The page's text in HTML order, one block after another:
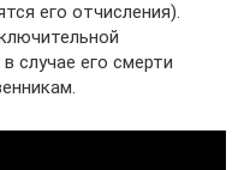
его отчисления).
случае его смерти